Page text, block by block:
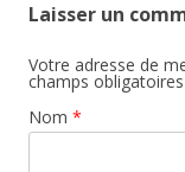
Laisser un
Votre adresse de
champs
Nom *